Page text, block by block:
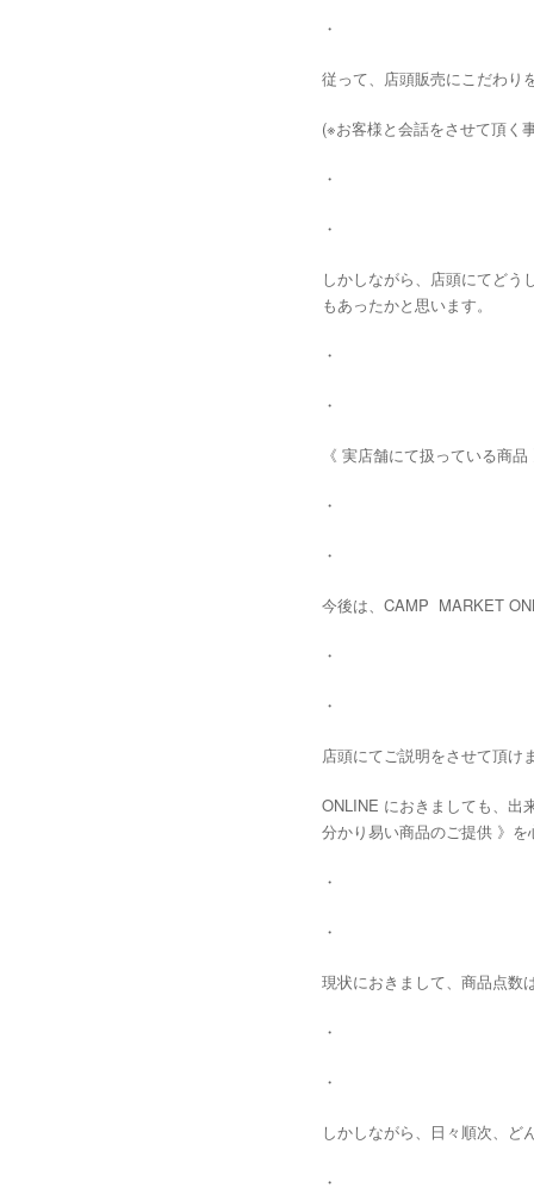
・
従って、店頭販売にこだわり
(※お客様と会話をさせて頂く
・
・
しかしながら、店頭にてどう
もあったかと思います。
・
・
《 実店舗にて扱っている商
・
・
今後は、CAMP MARKET
・
・
店頭にてご説明をさせて頂け
ONLINE におきましても、出
分かり易い商品のご提供 》
・
・
現状におきまして、商品点数
・
・
しかしながら、日々順次、ど
・